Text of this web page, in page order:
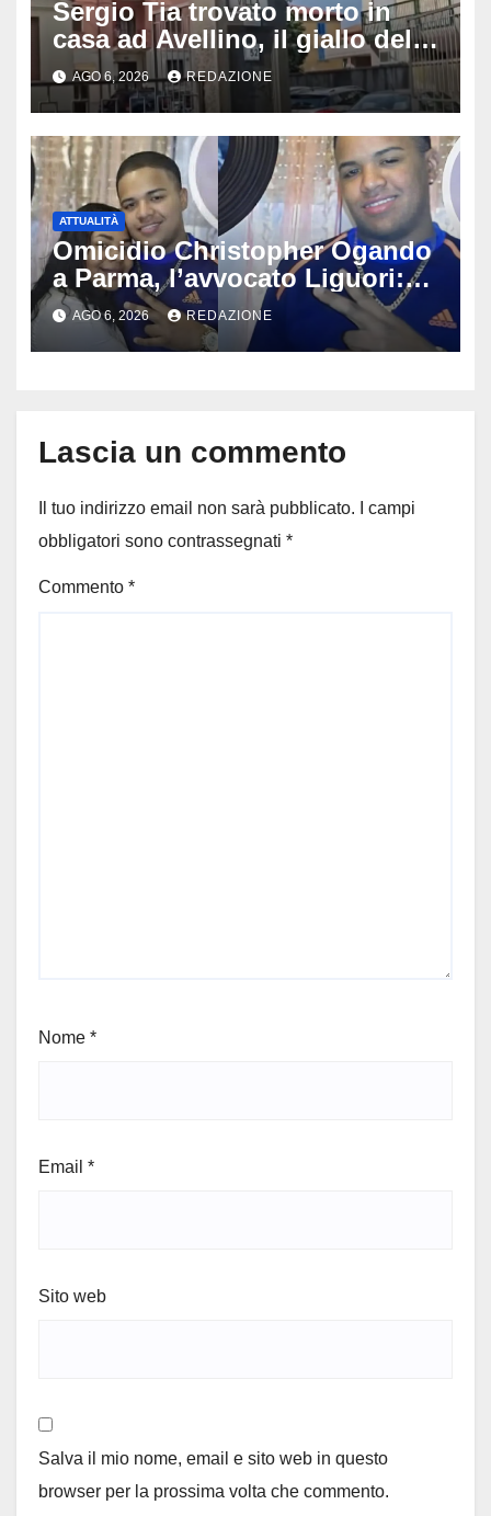
Sergio Tia trovato morto in
casa ad Avellino, il giallo della
porta socchiusa: disposta
l’autopsia
AGO 6, 2026 REDAZIONE
ATTUALITÀ
Omicidio Christopher Ogando
a Parma, l’avvocato Liguori:
«Ogni elemento va
approfondito fino in fondo»,
migliaia di chat al vaglio degli
AGO 6, 2026 REDAZIONE
Lascia un commento
Il tuo indirizzo email non sarà pubblicato.
I campi
obbligatori sono contrassegnati *
Commento *
Nome *
Email *
Sito web
Salva il mio nome, email e sito web in questo
browser per la prossima volta che commento.